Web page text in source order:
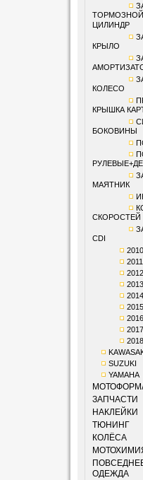
ТОРМОЗНОЙ
ЦИЛИНДР
КРЫЛО
КОЛЕСО
КРЫШКА
БОКОВИНЫ
МАЯТНИК
СКОРОСТЕЙ
CDI
2010
2011
2012
2013
2014
2015
2016
2017
2018
SUZUKI
YAMAHA
ЗАПЧАСТИ
НАКЛЕЙКИ
ТЮНИНГ
КОЛЁСА
ОДЕЖДА